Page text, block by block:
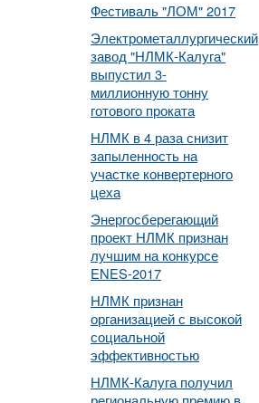
Фестиваль "ЛОМ" 2017
Электрометаллургический
завод "НЛМК-Калуга"
выпустил 3-
миллионную тонну
готового проката
НЛМК в 4 раза снизит
запыленность на
участке конвертерного
цеха
Энергосберегающий
проект НЛМК признан
лучшим на конкурсе
ENES-2017
НЛМК признан
организацией с высокой
социальной
эффективностью
НЛМК-Калуга получил